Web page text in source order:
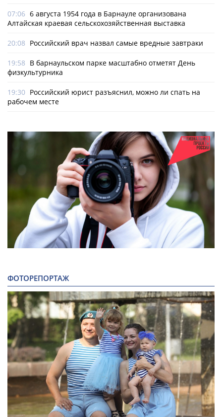
07:06 6 августа 1954 года в Барнауле организована
Алтайская краевая сельскохозяйственная выставка
20:08 Российский врач назвал самые вредные завтраки
19:58 В барнаульском парке масштабно отметят День
физкультурника
19:30 Российский юрист разъяснил, можно ли спать на
рабочем месте
ФОТОРЕПОРТАЖ